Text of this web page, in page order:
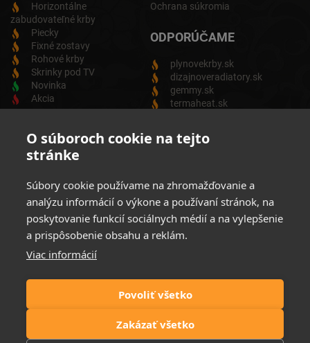
O súboroch cookie na tejto
stránke
Súbory cookie používame na zhromažďovanie a
analýzu informácií o výkone a používaní stránok, na
poskytovanie funkcií sociálnych médií a na vylepšenie
a prispôsobenie obsahu a reklám.
Viac informácií
Povoliť všetko
Zakázať všetko
Horizontálne
zabudovateľné krby
Piecky
Fixné zostavy
Rohové krby
Skrinky pod TV
Novinka
Akcia
Ochrana súkromia
ODPORÚČAME
plynovekrby.sk
dizajnoveradiatory.sk
gemmy.sk
termaheat.sk
ODBER NEWSLETTRA
Zadajte svoju e-mailovú adresu a budete vždy informovaný o
Elektrických produktov.
Súhlasim so spracovaním osobných údajov